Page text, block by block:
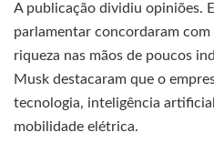
A publicação dividiu opiniões.
parlamentar concordaram
riqueza nas mãos de poucos
Musk destacaram que o
tecnologia, inteligência
mobilidade elétrica.